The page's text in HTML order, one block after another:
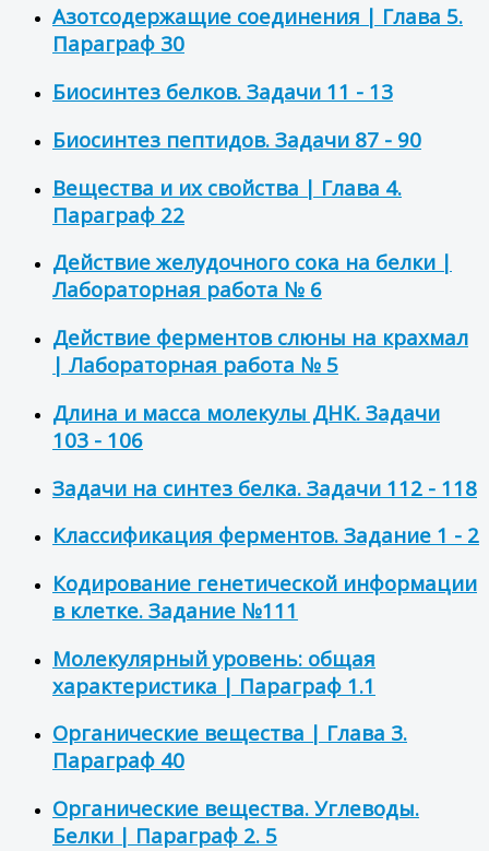
Азотсодержащие соединения | Глава 5.
Параграф 30
Биосинтез белков. Задачи 11 - 13
Биосинтез пептидов. Задачи 87 - 90
Вещества и их свойства | Глава 4.
Параграф 22
Действие желудочного сока на белки |
Лабораторная работа № 6
Действие ферментов слюны на крахмал
| Лабораторная работа № 5
Длина и масса молекулы ДНК. Задачи
103 - 106
Задачи на синтез белка. Задачи 112 - 118
Классификация ферментов. Задание 1 - 2
Кодирование генетической информации
в клетке. Задание №111
Молекулярный уровень: общая
характеристика | Параграф 1.1
Органические вещества | Глава 3.
Параграф 40
Органические вещества. Углеводы.
Белки | Параграф 2. 5